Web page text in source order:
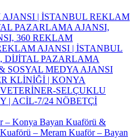
| İSTANBUL REKLAM
PAZARLAMA AJANSI,
360 REKLAM
AJANSI | İSTANBUL
DİJİTAL PAZARLAMA
SOSYAL MEDYA AJANSI
KLİNİĞİ | KONYA
SELÇUKLU
| ACİL-7/24 NÖBETÇİ
– Konya Bayan Kuaförü &
– Meram Kuaför – Bayan